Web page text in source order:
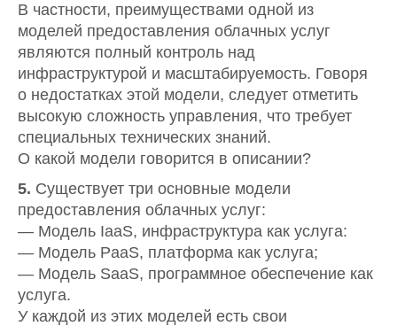
В частности, преимуществами одной из
моделей предоставления облачных услуг
являются полный контроль над
инфраструктурой и масштабируемость. Говоря
о недостатках этой модели, следует отметить
высокую сложность управления, что требует
специальных технических знаний.
О какой модели говорится в описании?
5. Существует три основные модели
предоставления облачных услуг:
— Модель IaaS, инфраструктура как услуга:
— Модель PaaS, платформа как услуга;
— Модель SaaS, программное обеспечение как
услуга.
У каждой из этих моделей есть свои